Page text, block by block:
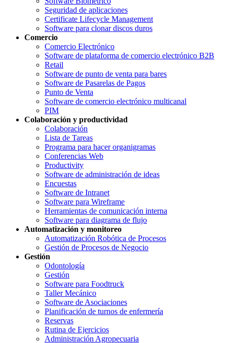
Seguridad de aplicaciones
Certificate Lifecycle Management
Software para clonar discos duros
Comercio
Comercio Electrónico
Software de plataforma de comercio electrónico B2B
Retail
Software de punto de venta para bares
Software de Pasarelas de Pagos
Punto de Venta
Software de comercio electrónico multicanal
PIM
Colaboración y productividad
Colaboración
Lista de Tareas
Programa para hacer organigramas
Conferencias Web
Productivity
Software de administración de ideas
Encuestas
Software de Intranet
Software para Wireframe
Herramientas de comunicación interna
Software para diagrama de flujo
Automatización y monitoreo
Automatización Robótica de Procesos
Gestión de Procesos de Negocio
Gestión
Odontología
Gestión
Software para Foodtruck
Taller Mecánico
Software de Asociaciones
Planificación de turnos de enfermería
Reservas
Rutina de Ejercicios
Administración Agropecuaria